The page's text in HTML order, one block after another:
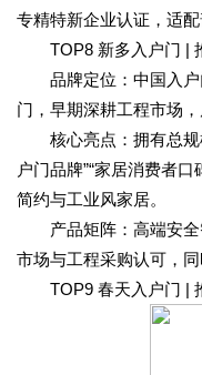
专精特新企业认证，适
TOP8 新多入户门
品牌定位：中国入户
门，早期深耕工程市场
核心亮点：拥有总规
户门品牌”“家居消费者
简约与工业风家居。
产品矩阵：高端安全
市场与工程采购认可，
TOP9 春天入户门